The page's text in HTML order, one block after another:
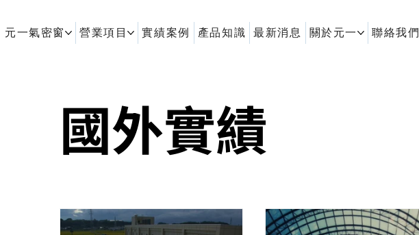
元一氣密窗 營業項目 實績案例 產品知識 最新消息 關於元一 聯絡我們
國外實績